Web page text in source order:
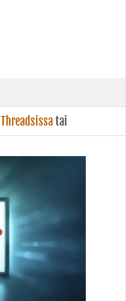
Threadsissatai